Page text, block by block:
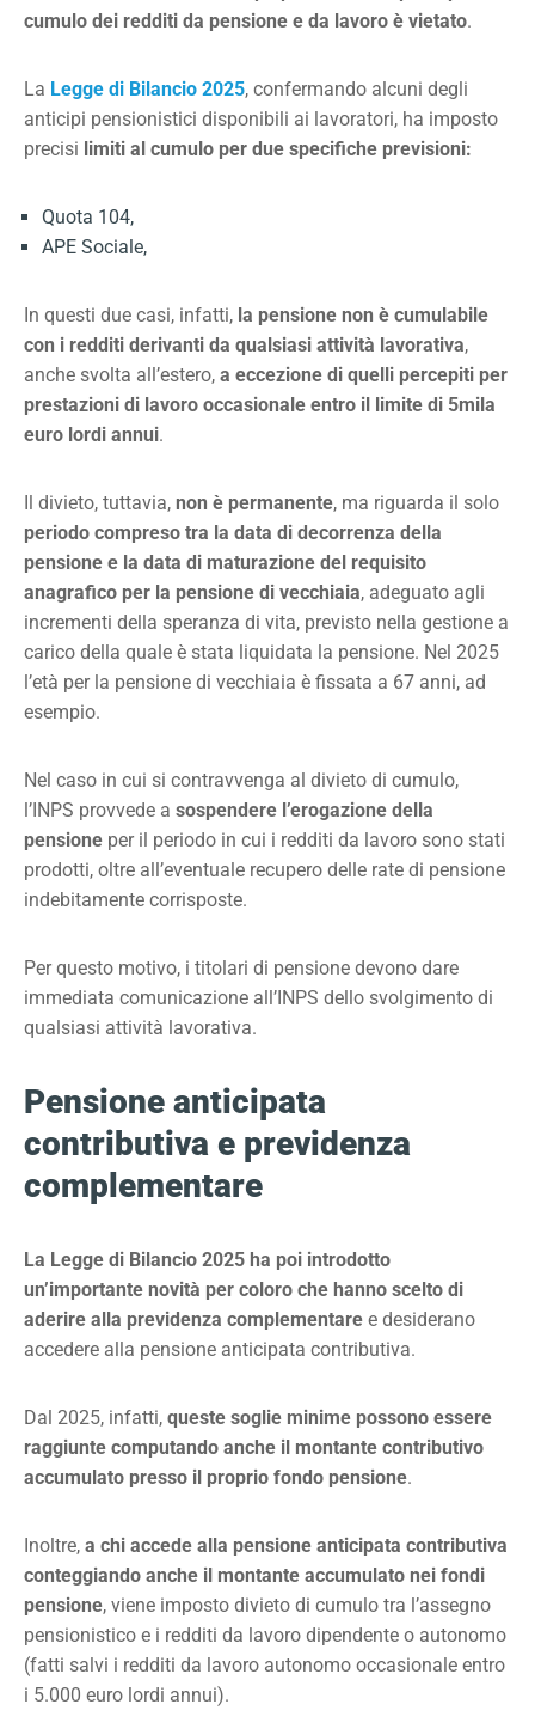
cumulo dei redditi da pensione e da lavoro è vietato.
La Legge di Bilancio 2025, confermando alcuni degli
anticipi pensionistici disponibili ai lavoratori, ha imposto
precisi limiti al cumulo per due specifiche previsioni:
Quota 104,
APE Sociale,
In questi due casi, infatti, la pensione non è cumulabile
con i redditi derivanti da qualsiasi attività lavorativa,
anche svolta all’estero, a eccezione di quelli percepiti per
prestazioni di lavoro occasionale entro il limite di 5mila
euro lordi annui.
Il divieto, tuttavia, non è permanente, ma riguarda il solo
periodo compreso tra la data di decorrenza della
pensione e la data di maturazione del requisito
anagrafico per la pensione di vecchiaia, adeguato agli
incrementi della speranza di vita, previsto nella gestione a
carico della quale è stata liquidata la pensione. Nel 2025
l’età per la pensione di vecchiaia è fissata a 67 anni, ad
esempio.
Nel caso in cui si contravvenga al divieto di cumulo,
l’INPS provvede a sospendere l’erogazione della
pensione per il periodo in cui i redditi da lavoro sono stati
prodotti, oltre all’eventuale recupero delle rate di pensione
indebitamente corrisposte.
Per questo motivo, i titolari di pensione devono dare
immediata comunicazione all’INPS dello svolgimento di
qualsiasi attività lavorativa.
Pensione anticipata
contributiva e previdenza
complementare
La Legge di Bilancio 2025 ha poi introdotto
un’importante novità per coloro che hanno scelto di
aderire alla previdenza complementare e desiderano
accedere alla pensione anticipata contributiva.
Dal 2025, infatti, queste soglie minime possono essere
raggiunte computando anche il montante contributivo
accumulato presso il proprio fondo pensione.
Inoltre, a chi accede alla pensione anticipata contributiva
conteggiando anche il montante accumulato nei fondi
pensione, viene imposto divieto di cumulo tra l’assegno
pensionistico e i redditi da lavoro dipendente o autonomo
(fatti salvi i redditi da lavoro autonomo occasionale entro
i 5.000 euro lordi annui).